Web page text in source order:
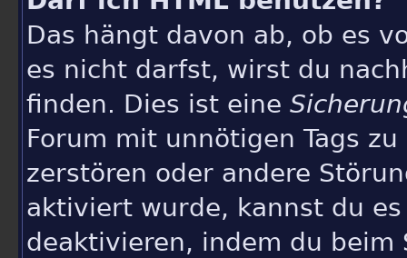
Das hängt davon ab, ob es
es nicht darfst, wirst du
finden. Dies ist eine
Forum mit unnötigen Tags
zerstören oder andere
aktiviert wurde, kannst du
deaktivieren, indem du beim